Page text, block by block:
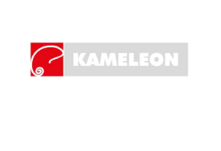
content